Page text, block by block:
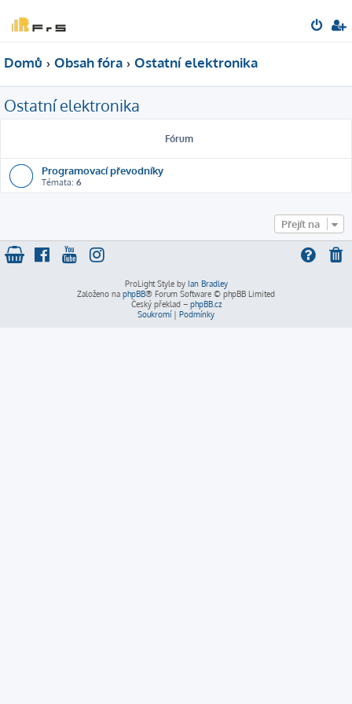
Domů Obsah fóra Ostatní elektronika
Ostatní elektronika
Fórum
Programovací převodníky
Témata: 6
Přejít na
ProLight Style by Ian Bradley
Založeno na phpBB® Forum Software © phpBB Limited
Český překlad – phpBB.cz
Soukromí| Podmínky